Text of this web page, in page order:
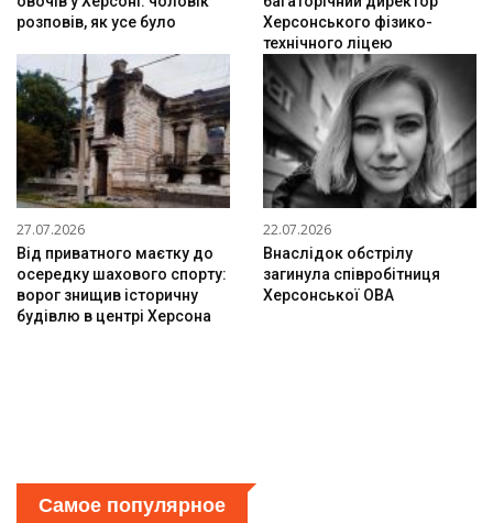
розповів, як усе було
Херсонського фізико-
технічного ліцею
27.07.2026
Від приватного маєтку до
осередку шахового спорту:
ворог знищив історичну
будівлю в центрі Херсона
22.07.2026
Внаслідок обстрілу
загинула співробітниця
Херсонської ОВА
Самое популярное